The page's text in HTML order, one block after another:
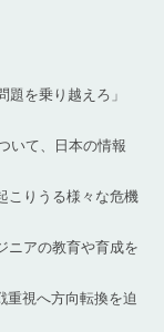
を乗り越えろ」
いて、日本の情報
こりうる様々な危機
ニアの教育や育成を
視へ方向転換を迫